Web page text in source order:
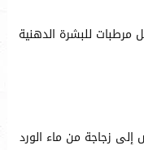
مرطبات للبشرة الدهنية
إلى زجاجة من ماء الورد